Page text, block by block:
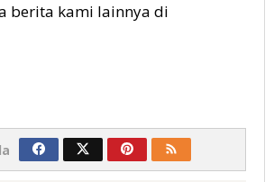
berita kami lainnya di